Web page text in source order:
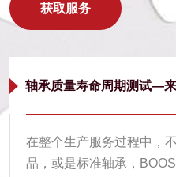
获取服务
轴承质量寿命周期测试—
在整个生产服务过程中，
品，或是标准轴承，